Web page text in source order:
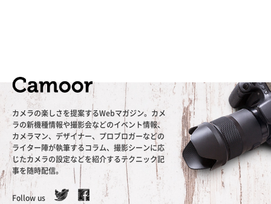
カメラの楽しさを提案するWebマガジン。カメ
ラの新機種情報や撮影会などのイベント情報、
カメラマン、デザイナー、プロブロガーなどの
ライター陣が執筆するコラム、撮影シーンに応
じたカメラの設定などを紹介するテクニック記
事を随時配信。
Follow us